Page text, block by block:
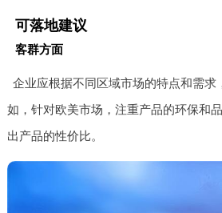
可落地建议
客群方面
企业应根据不同区域市场的特点和需求
如，针对欧美市场，注重产品的环保和
出产品的性价比。